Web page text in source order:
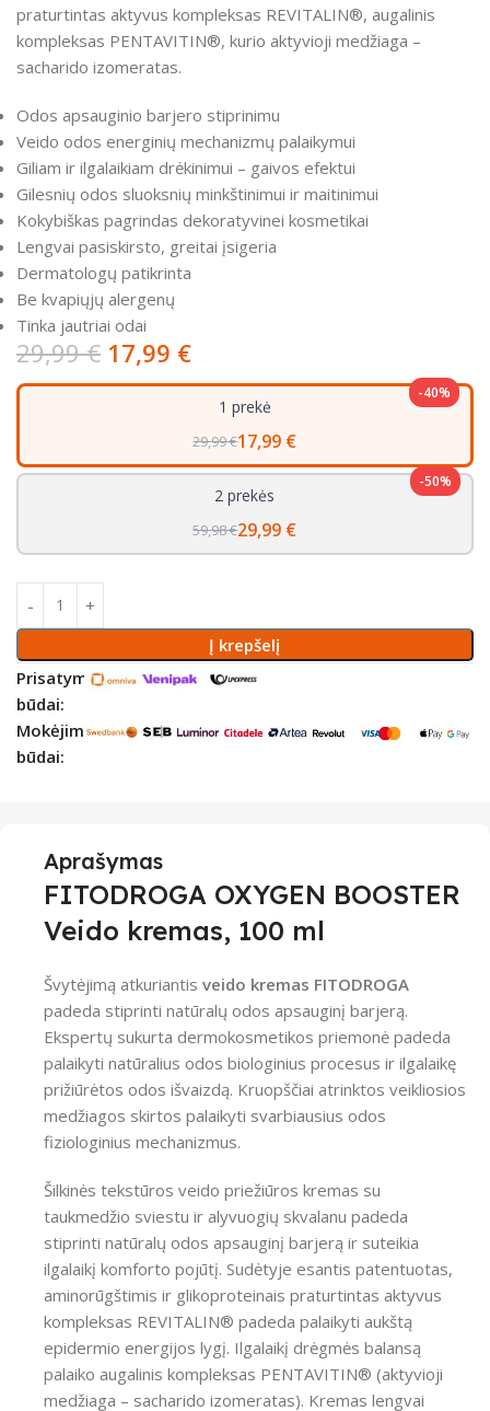
praturtintas aktyvus kompleksas REVITALIN®, augalinis
kompleksas PENTAVITIN®, kurio aktyvioji medžiaga –
sacharido izomeratas.
Odos apsauginio barjero stiprinimu
Veido odos energinių mechanizmų palaikymui
Giliam ir ilgalaikiam drėkinimui – gaivos efektui
Gilesnių odos sluoksnių minkštinimui ir maitinimui
Kokybiškas pagrindas dekoratyvinei kosmetikai
Lengvai pasiskirsto, greitai įsigeria
Dermatologų patikrinta
Be kvapiųjų alergenų
Tinka jautriai odai
29,99€ 17,99 €
-40%
1 prekė
29,99 €17,99 €
-50%
2 prekės
59,98 €29,99 €
Į krepšelį
Prisatymo
būdai:
Mokėjimo
būdai:
Aprašymas
FITODROGA OXYGEN BOOSTER
Veido kremas, 100 ml
Švytėjimą atkuriantis veido kremas FITODROGA
padeda stiprinti natūralų odos apsauginį barjerą.
Ekspertų sukurta dermokosmetikos priemonė padeda
palaikyti natūralius odos biologinius procesus ir ilgalaikę
prižiūrėtos odos išvaizdą. Kruopščiai atrinktos veikliosios
medžiagos skirtos palaikyti svarbiausius odos
fiziologinius mechanizmus.
Šilkinės tekstūros veido priežiūros kremas su
taukmedžio sviestu ir alyvuogių skvalanu padeda
stiprinti natūralų odos apsauginį barjerą ir suteikia
ilgalaikį komforto pojūtį. Sudėtyje esantis patentuotas,
aminorūgštimis ir glikoproteinais praturtintas aktyvus
kompleksas REVITALIN® padeda palaikyti aukštą
epidermio energijos lygį. Ilgalaikį drėgmės balansą
palaiko augalinis kompleksas PENTAVITIN® (aktyvioji
medžiaga – sacharido izomeratas). Kremas lengvai